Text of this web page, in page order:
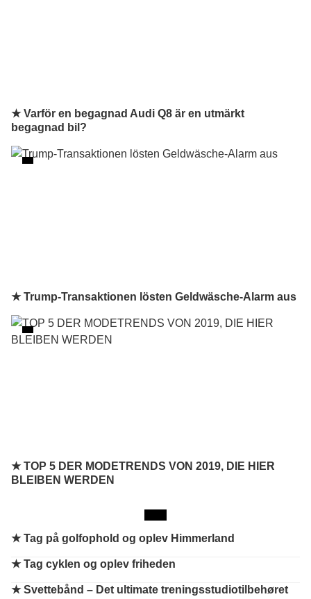
★ Varför en begagnad Audi Q8 är en utmärkt
begagnad bil?
★ Trump-Transaktionen lösten Geldwäsche-Alarm aus
★ TOP 5 DER MODETRENDS VON 2019, DIE HIER
BLEIBEN WERDEN
★Tag på golfophold og oplev Himmerland
★Tag cyklen og oplev friheden
★Svettebånd – Det ultimate treningsstudiotilbehøret